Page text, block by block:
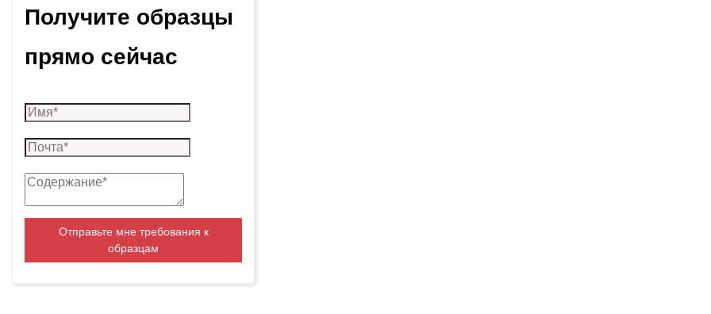
Получите образцы
прямо сейчас
Отправьте мне требования к
образцам